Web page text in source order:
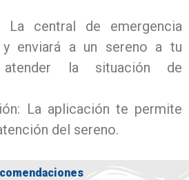
La central de emergencia
enviará a un sereno a tu
atender la situación de
La aplicación te permite
del sereno.